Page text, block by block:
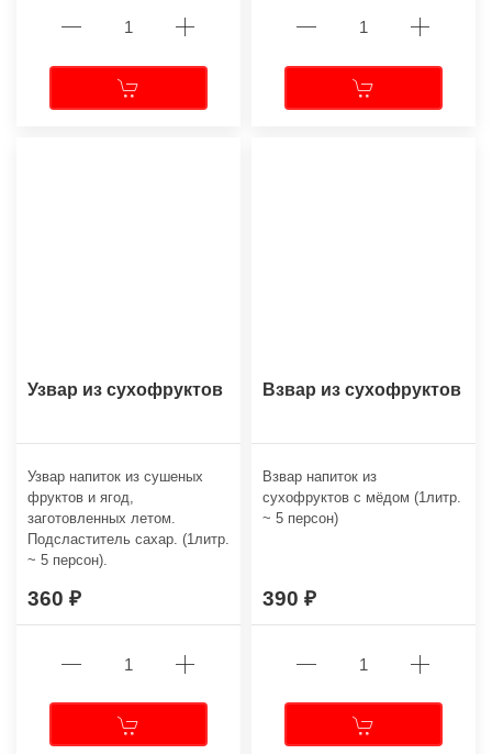
Узвар из сухофруктов
Узвар напиток из сушеных
фруктов и ягод,
заготовленных летом.
Подсластитель сахар. (1литр.
~ 5 персон).
360
Взвар из сухофруктов
Взвар напиток из
сухофруктов с мёдом (1литр.
~ 5 персон)
390